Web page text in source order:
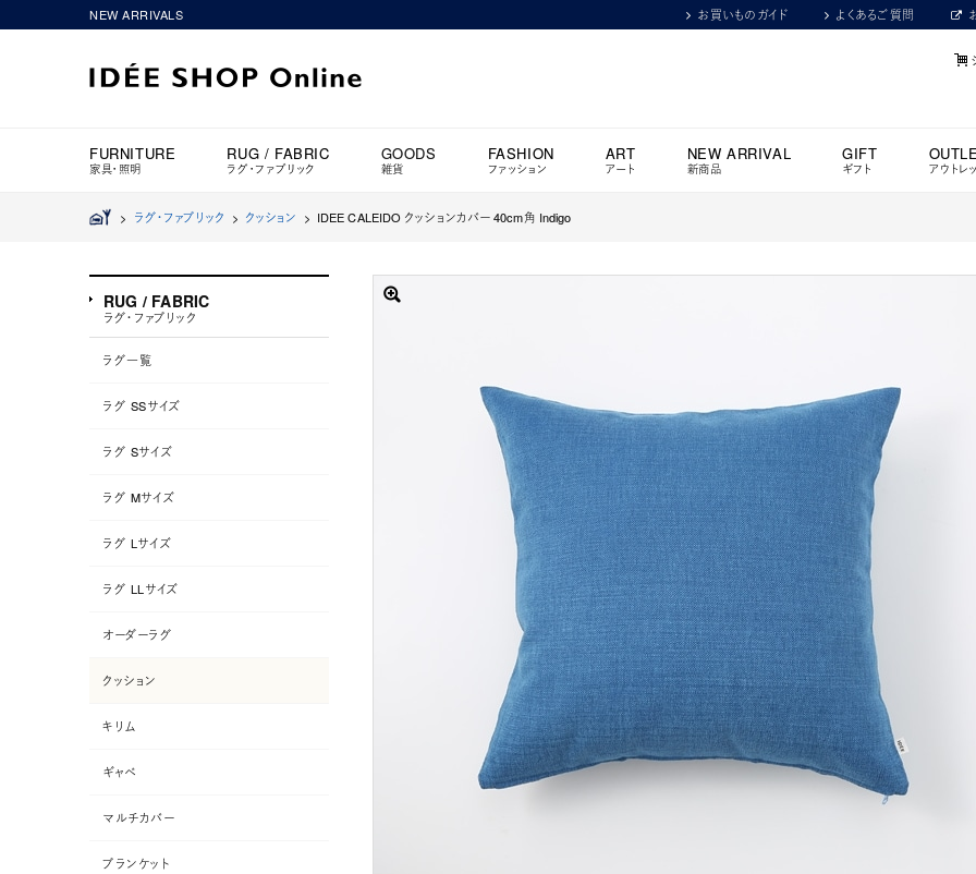
NEW ARRIVALS お買いものガイド よくあるご質問
FURNITURE
家具・照明
RUG / FABRIC
ラグ・ファブリック
GOODS
雑貨
FASHION
ファッション
ART
アート
NEW ARRIVAL
新商品
GIFT
ギフト アウトレ
> ラグ・ファブリック > クッション > IDEE CALEIDO クッションカバー 40cm角 Indigo
RUG / FABRIC
ラグ・ファブリック
ラグ一覧
ラグ SSサイズ
ラグ Sサイズ
ラグ Mサイズ
ラグ Lサイズ
ラグ LLサイズ
オーダーラグ
クッション
キリム
ギャベ
マルチカバー
ブランケット